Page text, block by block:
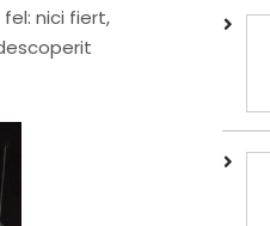
nici fiert,